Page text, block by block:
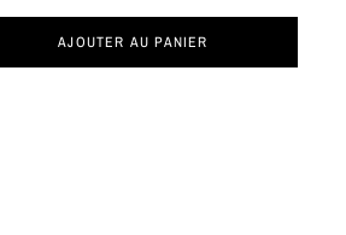
AJOUTER AU PANIER